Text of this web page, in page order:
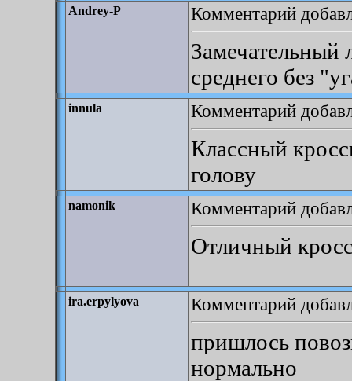
Andrey-P Комментарий
Замечательный
среднего без
innula Комментарий
Классный
голову
namonik Комментарий
Отличный
ira.erpylyova Комментарий
пришлось
нормально